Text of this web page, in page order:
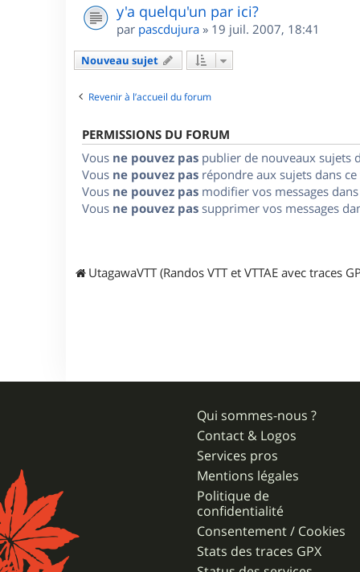
y'a quelqu'un par ici?
par pascdujura » 19 juil. 2007, 18:41
Nouveau sujet
Revenir à l’accueil du forum
PERMISSIONS DU FORUM
Vous ne pouvez pas publier de nouveaux sujets
Vous ne pouvez pas répondre aux sujets dans
Vous ne pouvez pas modifier vos messages
Vous ne pouvez pas supprimer vos messages
UtagawaVTT (Randos VTT et VTTAE avec traces
Qui sommes-nous ?
Contact & Logos
Services pros
Mentions légales
Politique de
confidentialité
Consentement / Cookies
Stats des traces GPX